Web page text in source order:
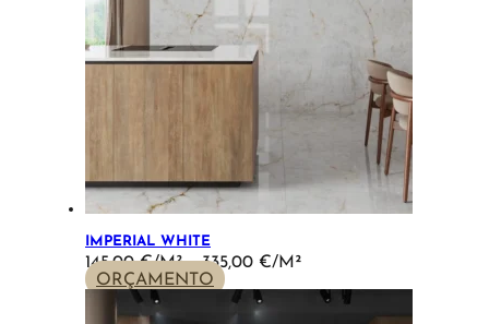
IMPERIAL WHITE
145,00€ – 335,00 €
PRICE
145,00 €
THROUGH
ORÇAMENTO